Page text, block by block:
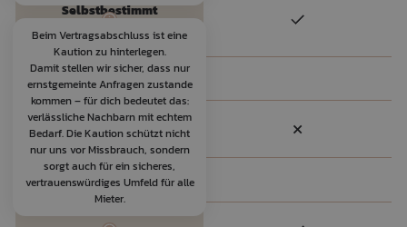
Selbstbestimmt
versichern
Sicherheit
Keine Kaution
Beim Vertragsabschluss ist eine
Kaution zu hinterlegen.
Damit stellen wir sicher, dass nur
ernstgemeinte Anfragen zustande
kommen – für dich bedeutet das:
verlässliche Nachbarn mit echtem
Bedarf. Die Kaution schützt nicht
nur uns vor Missbrauch, sondern
sorgt auch für ein sicheres,
vertrauenswürdiges Umfeld für alle
Mieter.